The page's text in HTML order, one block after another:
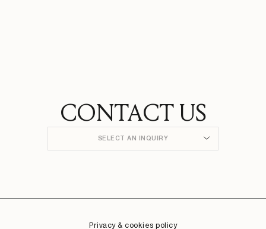
CONTACT US
SELECT AN INQUIRY
Privacy & cookies policy